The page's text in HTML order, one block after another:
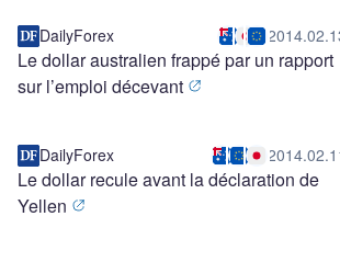
DailyForex
Le dollar australien frappé par un rapport
sur l’emploi décevant
DailyForex
Le dollar recule avant la déclaration de
Yellen